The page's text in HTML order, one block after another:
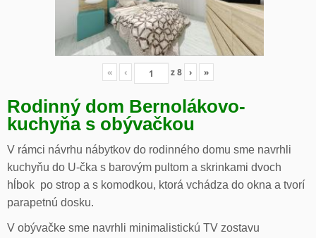
« ‹ z8 › »
Rodinný dom Bernolákovo-
kuchyňa s obývačkou
V rámci návrhu nábytkov do rodinného domu sme navrhli
kuchyňu do U-čka s barovým pultom a skrinkami dvoch
hĺbok po strop a s komodkou, ktorá vchádza do okna a tvorí
parapetnú dosku.
V obývačke sme navrhli minimalistickú TV zostavu